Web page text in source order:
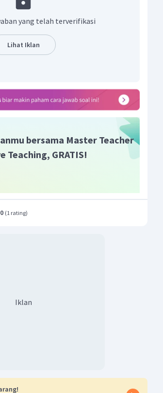
dan Zn berperan sebagai
mengalir dari elektode (-) atau
yang mengandung Zn
menuju
(Pb) dengan elektrolit yang
demikian, gambar sel volta yang tepat
adalah D.
yang telah terverifikasi
Lihat Iklan
bersama Master Teacher
Teaching, GRATIS!
(1 rating)
Iklan